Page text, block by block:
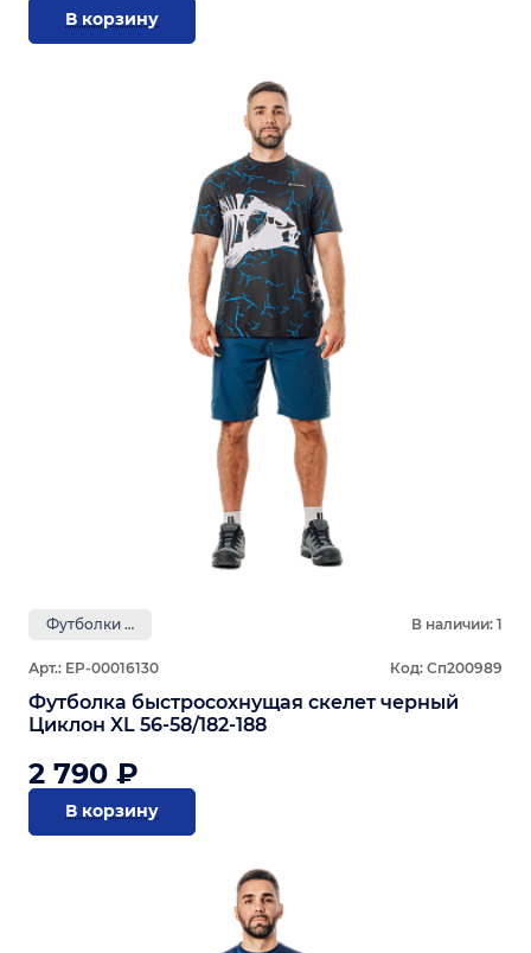
В корзину
Футболки GRAYLING В наличии: 1
Арт.: ЕР-00016130 Код: Сп200989
Футболка быстросохнущая скелет черный
Циклон XL 56-58/182-188
2 790 ₽
В корзину